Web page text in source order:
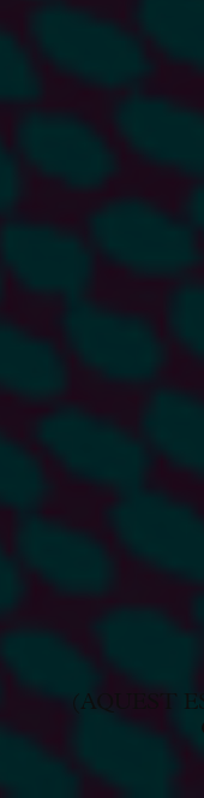
(AQUEST